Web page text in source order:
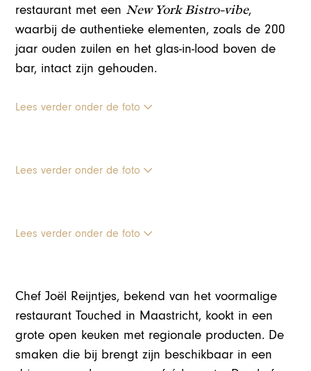
restaurant met eenNew York Bistro-vibe,
waarbij de authentieke elementen, zoals de 200
jaar ouden zuilen en het glas-in-lood boven de
bar, intact zijn gehouden.
Lees verder onder de foto
Lees verder onder de foto
Lees verder onder de foto
Chef Joël Reijntjes, bekend van het voormalige
restaurant Touched in Maastricht, kookt in een
grote open keuken met regionale producten. De
smaken die bij brengt zijn beschikbaar in een